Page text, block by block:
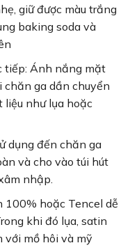
giữ được màu trắng
baking soda và
tiếp: Ánh nắng mặt
chăn ga dần chuyển
liệu như lụa hoặc
dụng đến chăn ga
và cho vào túi hút
nhập.
100% hoặc Tencel dễ
khi đó lụa, satin
mồ hôi và mỹ